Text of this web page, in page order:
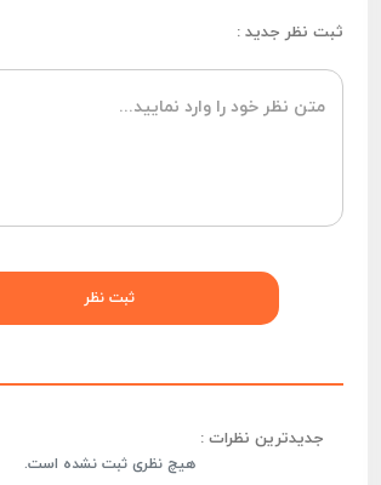
ثبت نظر جدید :
جدیدترین نظرات :
هیچ نظری ثبت نشده است.